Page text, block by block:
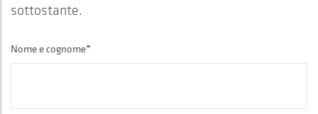
sottostante.
Nome e cognome*